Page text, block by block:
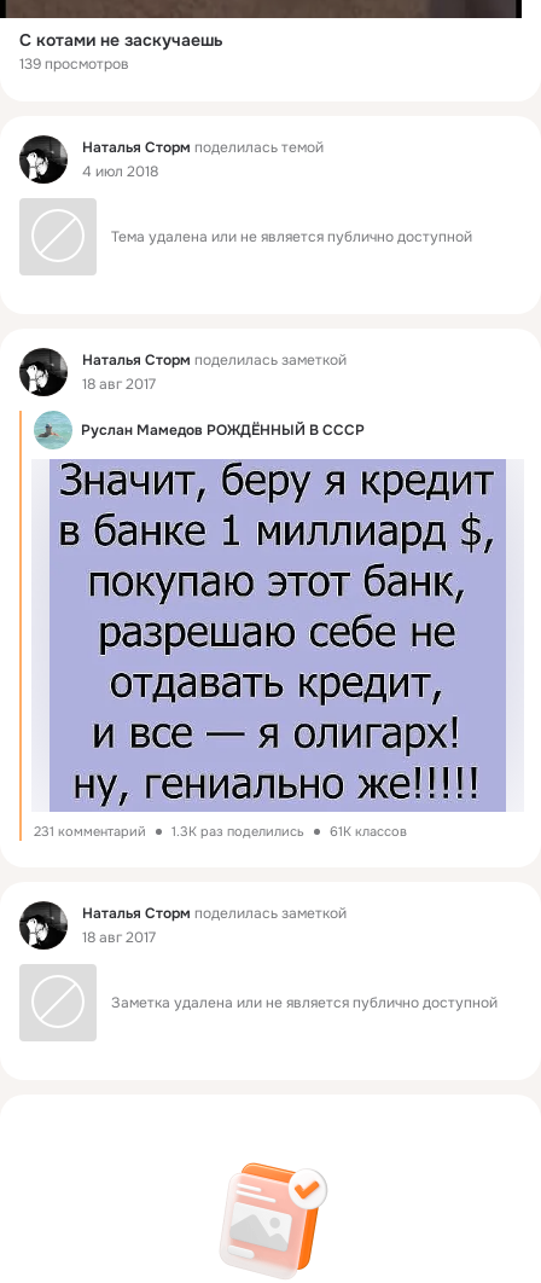
С котами не заскучаешь
139 просмотров
Фид Наталья Сторм поделилась темой
4 июл 2018
Тема удалена или не является публично доступной
Фид Наталья Сторм поделилась заметкой
18 авг 2017
Руслан Мамедов РОЖДЁННЫЙ В СССР
231 комментарий 1.3K раз поделились 61K классов
Фид Наталья Сторм поделилась заметкой
18 авг 2017
Заметка удалена или не является публично доступной